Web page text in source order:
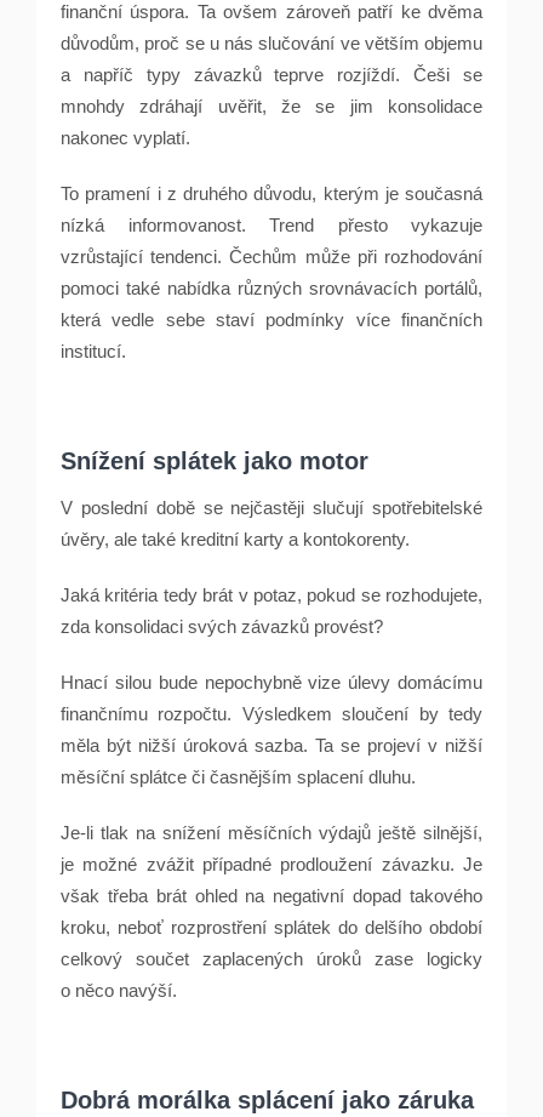
finanční úspora. Ta ovšem zároveň patří ke dvěma
důvodům, proč se u nás slučování ve větším objemu
a napříč typy závazků teprve rozjíždí. Češi se
mnohdy zdráhají uvěřit, že se jim konsolidace
nakonec vyplatí.
To pramení i z druhého důvodu, kterým je současná
nízká informovanost. Trend přesto vykazuje
vzrůstající tendenci. Čechům může při rozhodování
pomoci také nabídka různých srovnávacích portálů,
která vedle sebe staví podmínky více finančních
institucí.
Snížení splátek jako motor
V poslední době se nejčastěji slučují spotřebitelské
úvěry, ale také kreditní karty a kontokorenty.
Jaká kritéria tedy brát v potaz, pokud se rozhodujete,
zda konsolidaci svých závazků provést?
Hnací silou bude nepochybně vize úlevy domácímu
finančnímu rozpočtu. Výsledkem sloučení by tedy
měla být nižší úroková sazba. Ta se projeví v nižší
měsíční splátce či časnějším splacení dluhu.
Je-li tlak na snížení měsíčních výdajů ještě silnější,
je možné zvážit případné prodloužení závazku. Je
však třeba brát ohled na negativní dopad takového
kroku, neboť rozprostření splátek do delšího období
celkový součet zaplacených úroků zase logicky
o něco navýší.
Dobrá morálka splácení jako záruka